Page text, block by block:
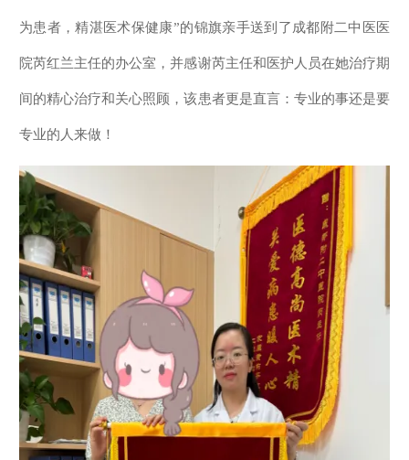
为患者，精湛医术保健康”的锦旗亲手送到了成都附二中医医
院芮红兰主任的办公室，并感谢芮主任和医护人员在她治疗期
间的精心治疗和关心照顾，该患者更是直言：专业的事还是要
专业的人来做！